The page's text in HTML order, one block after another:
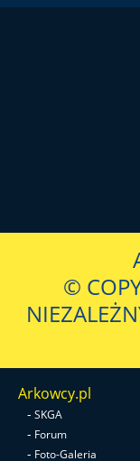
©
Arkowcy.pl
- SKGA
- Forum
- Foto-Galeria